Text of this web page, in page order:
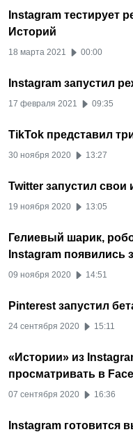
Instagram тестирует
Историй
18 марта 2021 00:00
Instagram запустил
17 февраля 2021 09:35
TikTok представил
30 ноября 2020 13:27
Twitter запустил
19 ноября 2020 13:05
Гелиевый шарик,
Instagram
09 ноября 2020 14:51
Pinterest запустил
24 сентября 2020 15:11
«Истории» из
просматривать в
07 сентября 2020 16:36
Instagram готовится